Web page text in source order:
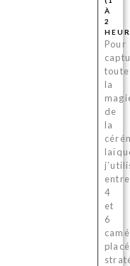
À
2
Pour
toute
la
de
la
entre
4
et
6